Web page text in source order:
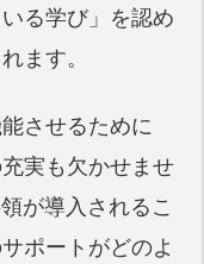
る学び」を認め
ます。
させるために
実も欠かせませ
が導入されるこ
ポートがどのよ